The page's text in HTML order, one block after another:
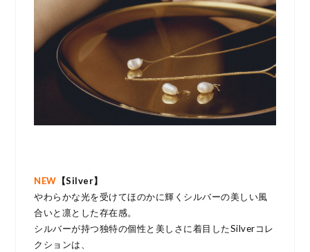
NEW 【Silver】
やわらかな光を受けてほのかに輝くシルバーの美しい風
合いと凛とした存在感。
シルバーが持つ独特の個性と美しさに着目したSilverコレ
クションは、